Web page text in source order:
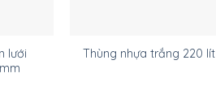
lưới
Thùng nhựa trắng 220 lít